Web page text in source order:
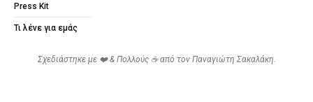
Press Kit
Τι λένε για εμάς
Σχεδιάστηκε με ❤️ & Πολλούς ☕ από τον Παναγιώτη Σακαλάκη